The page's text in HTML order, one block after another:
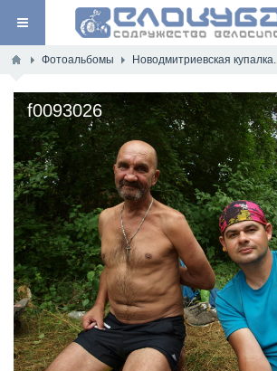
Фотоальбомы Новодмитриевская купалка.
f0093026